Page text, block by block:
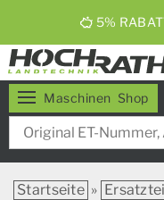
5%
Maschinen Shop
Startseite »